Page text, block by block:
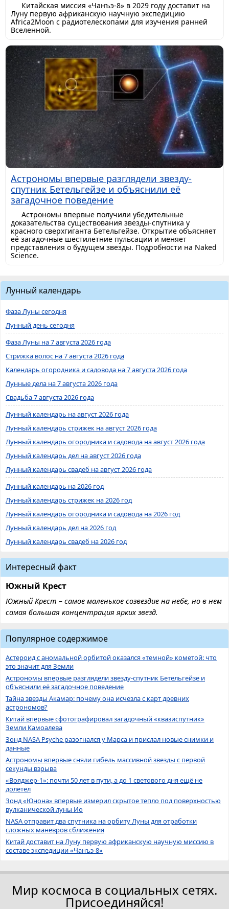
Китайская миссия «Чанъэ-8» в 2029 году доставит на
Луну первую африканскую научную экспедицию
Africa2Moon с радиотелескопами для изучения ранней
Вселенной.
Астрономы впервые разглядели звезду-
спутник Бетельгейзе и объяснили её
загадочное поведение
Астрономы впервые получили убедительные
доказательства существования звезды-спутника у
красного сверхгиганта Бетельгейзе. Открытие объясняет
её загадочные шестилетние пульсации и меняет
представления о будущем звезды. Подробности на Naked
Science.
Лунный календарь
Фаза Луны сегодня
Лунный день сегодня
Фаза Луны на 7 августа 2026 года
Стрижка волос на 7 августа 2026 года
Календарь огородника и садовода на 7 августа 2026 года
Лунные дела на 7 августа 2026 года
Свадьба 7 августа 2026 года
Лунный календарь на август 2026 года
Лунный календарь стрижек на август 2026 года
Лунный календарь огородника и садовода на август 2026 года
Лунный календарь дел на август 2026 года
Лунный календарь свадеб на август 2026 года
Лунный календарь на 2026 год
Лунный календарь стрижек на 2026 год
Лунный календарь огородника и садовода на 2026 год
Лунный календарь дел на 2026 год
Лунный календарь свадеб на 2026 год
Интересный факт
Южный Крест
Южный Крест – самое маленькое созвездие на небе, но в нем
самая большая концентрация ярких звезд.
Популярное содержимое
Астероид с аномальной орбитой оказался «темной» кометой: что
это значит для Земли
Астрономы впервые разглядели звезду-спутник Бетельгейзе и
объяснили её загадочное поведение
Тайна звезды Акамар: почему она исчезла с карт древних
астрономов?
Китай впервые сфотографировал загадочный «квазиспутник»
Земли Камоалева
Зонд NASA Psyche разогнался у Марса и прислал новые снимки и
данные
Астрономы впервые сняли гибель массивной звезды с первой
секунды взрыва
«Вояджер-1»: почти 50 лет в пути, а до 1 светового дня ещё не
долетел
Зонд «Юнона» впервые измерил скрытое тепло под поверхностью
вулканической луны Ио
NASA отправит два спутника на орбиту Луны для отработки
сложных маневров сближения
Китай доставит на Луну первую африканскую научную миссию в
составе экспедиции «Чанъэ-8»
Мир космоса в социальных сетях.
Присоединяйся!